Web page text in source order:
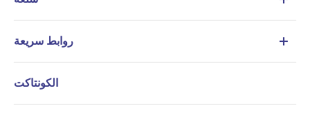
روابط سريعة
الكونتاكت